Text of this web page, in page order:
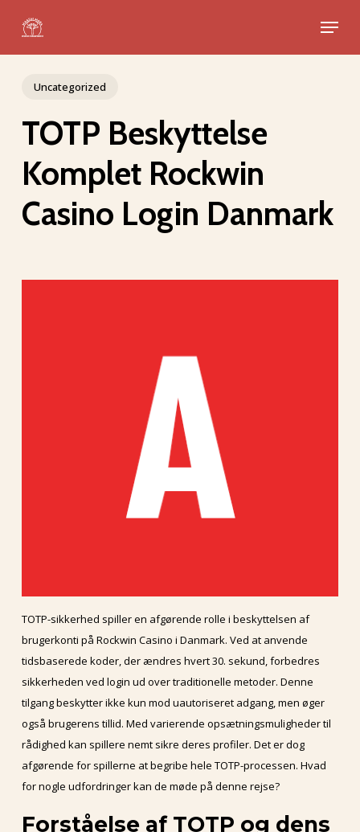
main
Menu
Uncategorized
TOTP Beskyttelse
Komplet Rockwin
Casino Login Danmark
TOTP-sikkerhed spiller en afgørende rolle i beskyttelsen af
brugerkonti på Rockwin Casino i Danmark. Ved at anvende
tidsbaserede koder, der ændres hvert 30. sekund, forbedres
sikkerheden ved login ud over traditionelle metoder. Denne
tilgang beskytter ikke kun mod uautoriseret adgang, men øger
også brugerens tillid. Med varierende opsætningsmuligheder til
rådighed kan spillere nemt sikre deres profiler. Det er dog
afgørende for spillerne at begribe hele TOTP-processen. Hvad
for nogle udfordringer kan de møde på denne rejse?
Forståelse af TOTP og dens